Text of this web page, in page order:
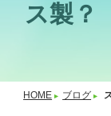
ス製？
HOME ブログ